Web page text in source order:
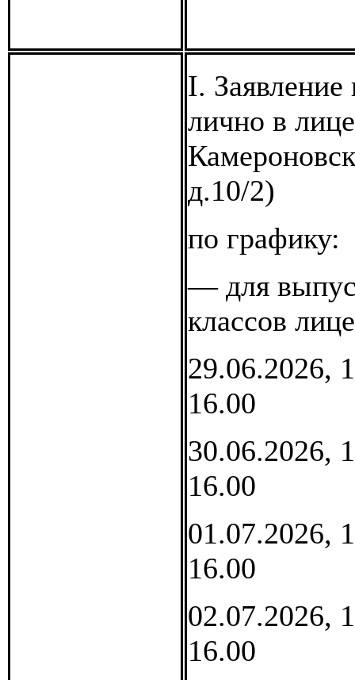
I. Заявление
лично в
д.10/2)
по графику:
— для
классов
29.06.2026,
16.00
30.06.2026,
16.00
01.07.2026,
16.00
02.07.2026,
16.00